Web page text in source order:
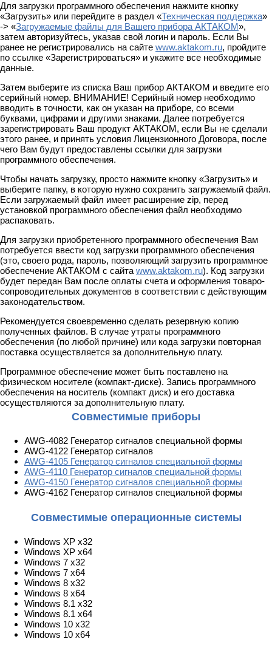
Для загрузки программного обеспечения нажмите кнопку
«Загрузить» или перейдите в раздел «Техническая поддержка»
-> «Загружаемые файлы для Вашего прибора АКТАКОМ»,
затем авторизуйтесь, указав свой логин и пароль. Если Вы
ранее не регистрировались на сайте www.aktakom.ru, пройдите
по ссылке «Зарегистрироваться» и укажите все необходимые
данные.
Затем выберите из списка Ваш прибор АКТАКОМ и введите его
серийный номер. ВНИМАНИЕ! Серийный номер необходимо
вводить в точности, как он указан на приборе, со всеми
буквами, цифрами и другими знаками. Далее потребуется
зарегистрировать Ваш продукт АКТАКОМ, если Вы не сделали
этого ранее, и принять условия Лицензионного Договора, после
чего Вам будут предоставлены ссылки для загрузки
программного обеспечения.
Чтобы начать загрузку, просто нажмите кнопку «Загрузить» и
выберите папку, в которую нужно сохранить загружаемый файл.
Если загружаемый файл имеет расширение zip, перед
установкой программного обеспечения файл необходимо
распаковать.
Для загрузки приобретенного программного обеспечения Вам
потребуется ввести код загрузки программного обеспечения
(это, своего рода, пароль, позволяющий загрузить программное
обеспечение АКТАКОМ с сайта www.aktakom.ru). Код загрузки
будет передан Вам после оплаты счета и оформления товаро-
сопроводительных документов в соответствии с действующим
законодательством.
Рекомендуется своевременно сделать резервную копию
полученных файлов. В случае утраты программного
обеспечения (по любой причине) или кода загрузки повторная
поставка осуществляется за дополнительную плату.
Программное обеспечение может быть поставлено на
физическом носителе (компакт-диске). Запись программного
обеспечения на носитель (компакт диск) и его доставка
осуществляются за дополнительную плату.
Совместимые приборы
AWG-4082 Генератор сигналов специальной формы
AWG-4122 Генератор сигналов
AWG-4105 Генератор сигналов специальной формы
AWG-4110 Генератор сигналов специальной формы
AWG-4150 Генератор сигналов специальной формы
AWG-4162 Генератор сигналов специальной формы
Совместимые операционные системы
Windows XP x32
Windows XP x64
Windows 7 x32
Windows 7 x64
Windows 8 x32
Windows 8 x64
Windows 8.1 x32
Windows 8.1 x64
Windows 10 x32
Windows 10 x64